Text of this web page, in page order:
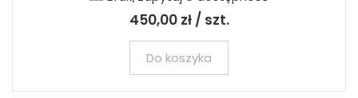
450,00 zł / szt.
Do koszyka